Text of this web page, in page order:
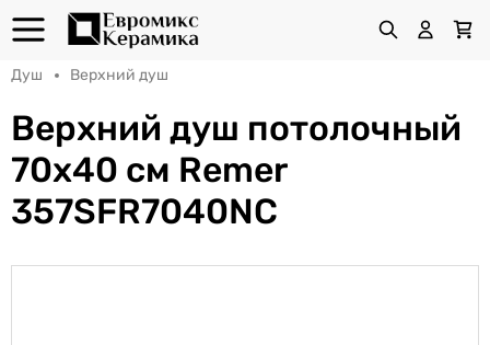
Душ Верхний душ
Верхний душ потолочный
70х40 см Remer
357SFR7040NC